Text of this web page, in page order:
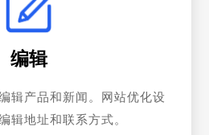
编辑
辑产品和新闻。网站优化设
辑地址和联系方式。